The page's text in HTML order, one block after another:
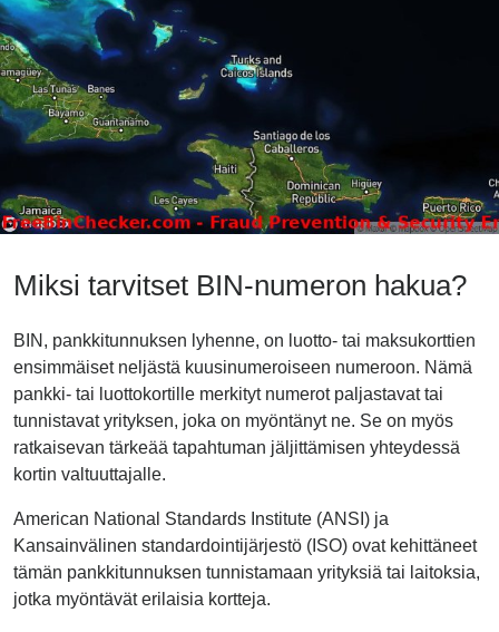
Miksi tarvitset BIN-numeron hakua?
BIN, pankkitunnuksen lyhenne, on luotto- tai maksukorttien
ensimmäiset neljästä kuusinumeroiseen numeroon. Nämä
pankki- tai luottokortille merkityt numerot paljastavat tai
tunnistavat yrityksen, joka on myöntänyt ne. Se on myös
ratkaisevan tärkeää tapahtuman jäljittämisen yhteydessä
kortin valtuuttajalle.
American National Standards Institute (ANSI) ja
Kansainvälinen standardointijärjestö (ISO) ovat kehittäneet
tämän pankkitunnuksen tunnistamaan yrityksiä tai laitoksia,
jotka myöntävät erilaisia kortteja.